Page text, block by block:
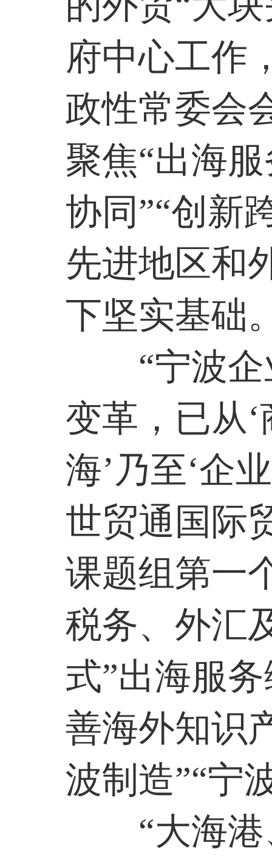
府中心工作
政性常委会
聚焦“出海
协同”“创新
先进地区和
下坚实基础
“宁波
变革，已从
海’乃至‘企
世贸通国际
课题组第一
税务、外汇
式”出海服
善海外知识
波制造”“宁
“大海